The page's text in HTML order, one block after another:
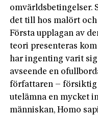
omvärldsbetingelser.
det till hos malört
Första upplagan av
teori presenteras
har ingenting varit
avseende en
författaren – försiktig
utelämna en mycket
människan, Homo